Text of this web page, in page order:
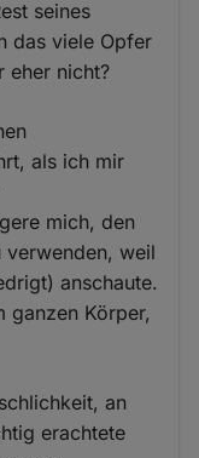
seines
das viele Opfer
eher nicht?
als ich mir
mich, den
verwenden, weil
anschaute.
ganzen Körper,
an
erachtete